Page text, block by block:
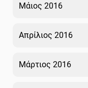
Μάιος 2016
Απρίλιος 2016
Μάρτιος 2016